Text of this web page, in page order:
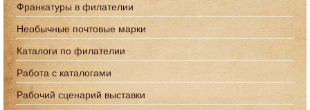
Франкатуры в филателии
Необычные почтовые марки
Каталоги по филателии
Работа с каталогами
Рабочий сценарий выставки